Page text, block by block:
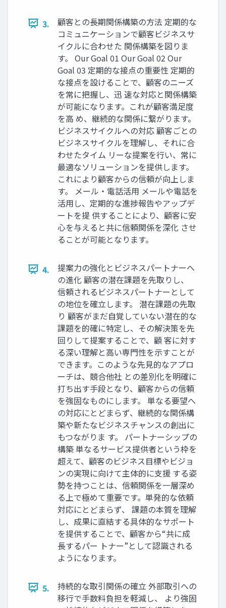
3.
顧客との長期関係構築の方法 定期的な
コミュニケーションで顧客ビジネスサ
イクルに合わせた 関係構築を図りま
す。 Our Goal 01 Our Goal 02 Our
Goal 03 定期的な接点の重要性 定期的
な接点を設けることで、顧客のニーズ
を常に把握し、迅 速な対応と関係構築
が可能になります。これが顧客満足度
を高 め、継続的な関係に繋がります。
ビジネスサイクルへの対応 顧客ごとの
ビジネスサイクルを理解し、それに合
わせたタイム リーな提案を行い、常に
最適なソリューションを提供します。
これにより顧客からの信頼が向上しま
す。 メール・電話活用 メールや電話を
活用し、定期的な進捗報告やアップデ
ートを提 供することにより、顧客に安
心を与えると共に信頼関係を深化 させ
ることが可能となります。
4.
提案力の強化とビジネスパートナーへ
の進化 顧客の潜在課題を先取りし、
信頼されるビジネスパートナーとして
の地位を確立します。 潜在課題の先取
り 顧客がまだ自覚していない潜在的な
課題を的確に特定し、その解決策を先
回りして提案することで、顧 客に対す
る深い理解と高い専門性を示すことが
できます。このような先見的なアプロ
ーチは、競合他社 との差別化を明確に
打ち出す手段となり、顧客からの信頼
を強固なものにします。 単なる要望へ
の対応にとどまらず、継続的な関係構
築や新たなビジネスチャンスの創出に
もつながりま す。 パートナーシップの
構築 単なるサービス提供者という枠を
超えて、顧客のビジネス目標やビジョ
ンの実現に向けて主体的に支援 する姿
勢を持つことは、信頼関係を一層深め
る上で極めて重要です。単発的な依頼
対応にとどまらず、 課題の本質を理解
し、成果に直結する具体的なサポート
を提供することで、顧客から“共に成
長するパー トナー”として認識される
ようになります。
5.
持続的な取引関係の確立 外部取引への
移行で手数料負担を軽減し、 より強固